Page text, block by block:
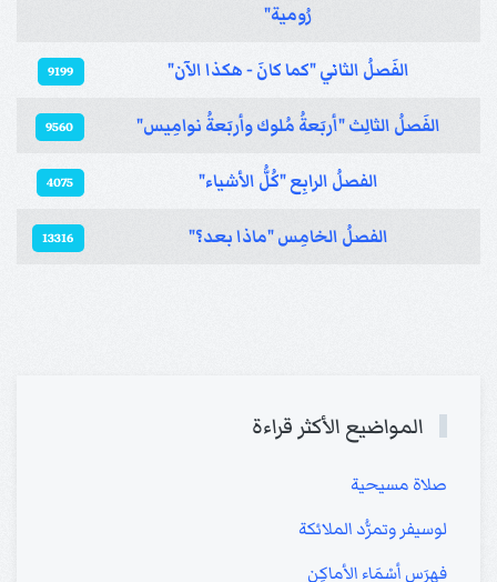
رُومية"
الفَصلُ الثاني "كما كانَ - هكذا الآن" 9199
الفَصلُ الثالِث "أربَعةُ مُلوك وأربَعةُ نوامِيس" 9560
الفصلُ الرابِع "كُلُّ الأشياء" 4075
الفصلُ الخامِس "ماذا بعد؟" 13316
المواضيع الأكثر قراءة
صلاة مسيحية
لوسيفر وتمرُّد الملائكة
فهرَس أسْمَاء الأماكِن